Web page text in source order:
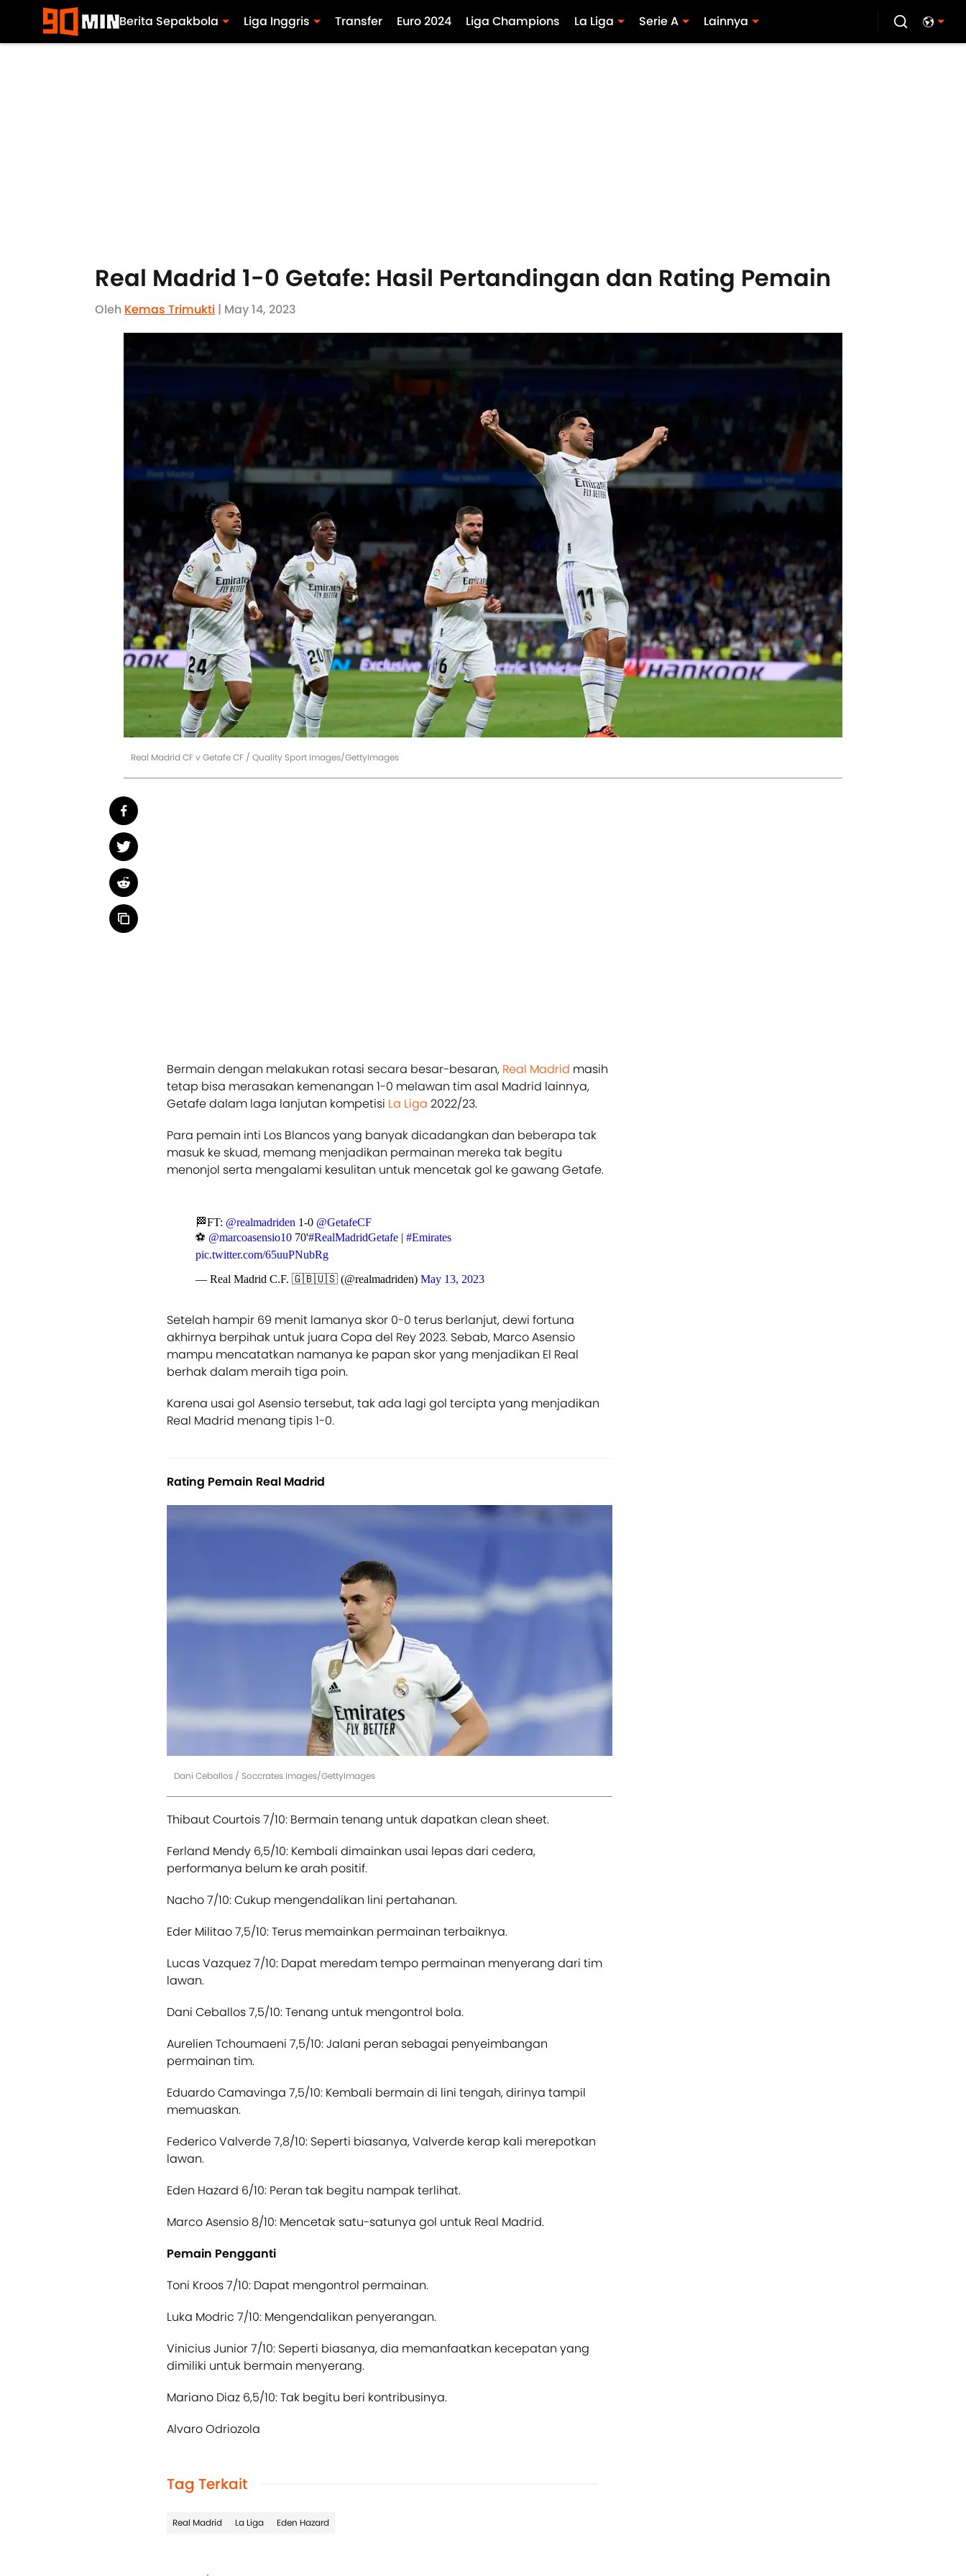
Berita Sepakbola Liga Inggris Transfer Euro 2024 Liga Champions La Liga Serie A Lainnya
Real Madrid 1-0 Getafe: Hasil Pertandingan dan Rating Pemain
Oleh Kemas Trimukti | May 14, 2023
Real Madrid CF v Getafe CF / Quality Sport Images/GettyImages
Bermain dengan melakukan rotasi secara besar-besaran, Real Madrid masih
tetap bisa merasakan kemenangan 1-0 melawan tim asal Madrid lainnya,
Getafe dalam laga lanjutan kompetisi La Liga 2022/23.
Para pemain inti Los Blancos yang banyak dicadangkan dan beberapa tak
masuk ke skuad, memang menjadikan permainan mereka tak begitu
menonjol serta mengalami kesulitan untuk mencetak gol ke gawang Getafe.
🏁FT: @realmadriden 1-0 @GetafeCF
⚽ @marcoasensio10 70'#RealMadridGetafe | #Emirates
pic.twitter.com/65uuPNubRg
— Real Madrid C.F. 🇬🇧🇺🇸 (@realmadriden) May 13, 2023
Setelah hampir 69 menit lamanya skor 0-0 terus berlanjut, dewi fortuna
akhirnya berpihak untuk juara Copa del Rey 2023. Sebab, Marco Asensio
mampu mencatatkan namanya ke papan skor yang menjadikan El Real
berhak dalam meraih tiga poin.
Karena usai gol Asensio tersebut, tak ada lagi gol tercipta yang menjadikan
Real Madrid menang tipis 1-0.
Rating Pemain Real Madrid
Dani Ceballos / Soccrates Images/GettyImages
Thibaut Courtois 7/10: Bermain tenang untuk dapatkan clean sheet.
Ferland Mendy 6,5/10: Kembali dimainkan usai lepas dari cedera,
performanya belum ke arah positif.
Nacho 7/10: Cukup mengendalikan lini pertahanan.
Eder Militao 7,5/10: Terus memainkan permainan terbaiknya.
Lucas Vazquez 7/10: Dapat meredam tempo permainan menyerang dari tim
lawan.
Dani Ceballos 7,5/10: Tenang untuk mengontrol bola.
Aurelien Tchoumaeni 7,5/10: Jalani peran sebagai penyeimbangan
permainan tim.
Eduardo Camavinga 7,5/10: Kembali bermain di lini tengah, dirinya tampil
memuaskan.
Federico Valverde 7,8/10: Seperti biasanya, Valverde kerap kali merepotkan
lawan.
Eden Hazard 6/10: Peran tak begitu nampak terlihat.
Marco Asensio 8/10: Mencetak satu-satunya gol untuk Real Madrid.
Pemain Pengganti
Toni Kroos 7/10: Dapat mengontrol permainan.
Luka Modric 7/10: Mengendalikan penyerangan.
Vinicius Junior 7/10: Seperti biasanya, dia memanfaatkan kecepatan yang
dimiliki untuk bermain menyerang.
Mariano Diaz 6,5/10: Tak begitu beri kontribusinya.
Alvaro Odriozola
Tag Terkait
Real Madrid La Liga Eden Hazard